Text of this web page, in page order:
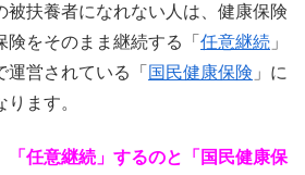
被扶養者になれない人は、健康保険
をそのまま継続する「 任意継続 」
営されている「 国民健康保険 」に
ます。
「任意継続」するのと「国民健康保